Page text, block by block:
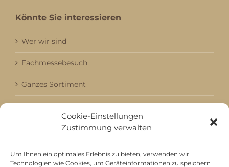
Cookie-Einstellungen
Zustimmung verwalten
Um Ihnen ein optimales Erlebnis zu bieten, verwenden wir
Technologien wie Cookies, um Geräteinformationen zu speichern
Könnte Sie interessieren
Wer wir sind
Fachmessebesuch
Ganzes Sortiment
Kataloge
Aktuell / Saison